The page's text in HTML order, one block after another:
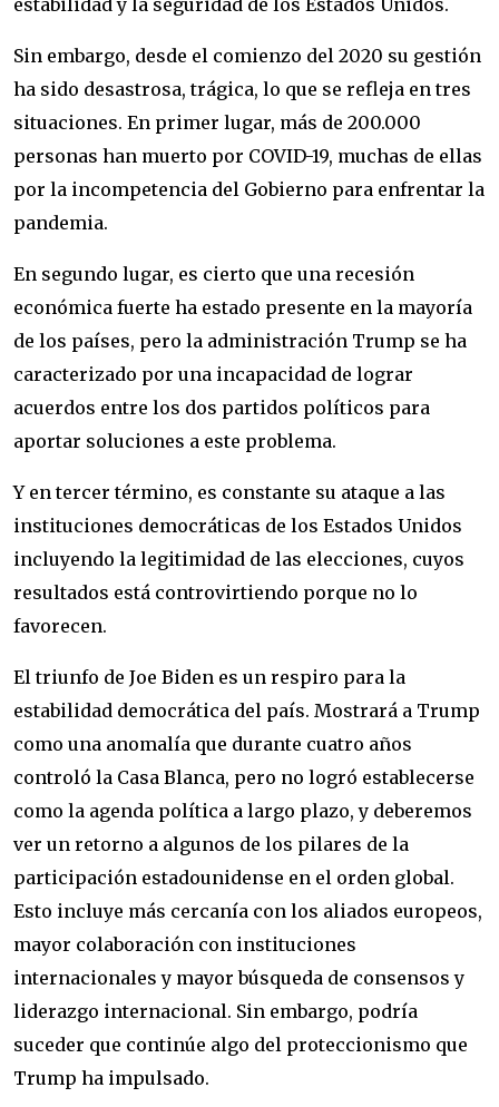
estabilidad y la seguridad de los Estados Unidos.
Sin embargo, desde el comienzo del 2020 su gestión
ha sido desastrosa, trágica, lo que se refleja en tres
situaciones. En primer lugar, más de 200.000
personas han muerto por COVID-19, muchas de ellas
por la incompetencia del Gobierno para enfrentar la
pandemia.
En segundo lugar, es cierto que una recesión
económica fuerte ha estado presente en la mayoría
de los países, pero la administración Trump se ha
caracterizado por una incapacidad de lograr
acuerdos entre los dos partidos políticos para
aportar soluciones a este problema.
Y en tercer término, es constante su ataque a las
instituciones democráticas de los Estados Unidos
incluyendo la legitimidad de las elecciones, cuyos
resultados está controvirtiendo porque no lo
favorecen.
El triunfo de Joe Biden es un respiro para la
estabilidad democrática del país. Mostrará a Trump
como una anomalía que durante cuatro años
controló la Casa Blanca, pero no logró establecerse
como la agenda política a largo plazo, y deberemos
ver un retorno a algunos de los pilares de la
participación estadounidense en el orden global.
Esto incluye más cercanía con los aliados europeos,
mayor colaboración con instituciones
internacionales y mayor búsqueda de consensos y
liderazgo internacional. Sin embargo, podría
suceder que continúe algo del proteccionismo que
Trump ha impulsado.